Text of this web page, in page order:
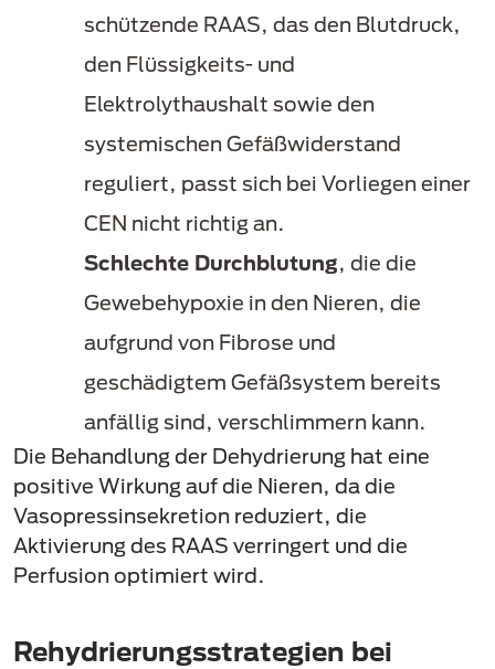
schützende RAAS, das den Blutdruck,
den Flüssigkeits- und
Elektrolythaushalt sowie den
systemischen Gefäßwiderstand
reguliert, passt sich bei Vorliegen einer
CEN nicht richtig an.
Schlechte Durchblutung, die die
Gewebehypoxie in den Nieren, die
aufgrund von Fibrose und
geschädigtem Gefäßsystem bereits
anfällig sind, verschlimmern kann.
Die Behandlung der Dehydrierung hat eine
positive Wirkung auf die Nieren, da die
Vasopressinsekretion reduziert, die
Aktivierung des RAAS verringert und die
Perfusion optimiert wird.
Rehydrierungsstrategien bei